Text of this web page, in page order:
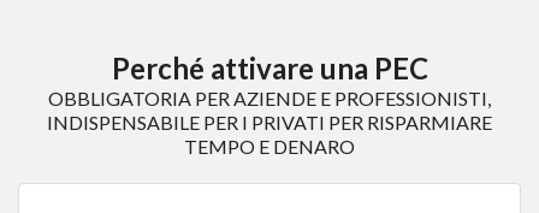
Perché attivare una PEC
OBBLIGATORIA PER AZIENDE E PROFESSIONISTI,
INDISPENSABILE PER I PRIVATI PER RISPARMIARE
TEMPO E DENARO